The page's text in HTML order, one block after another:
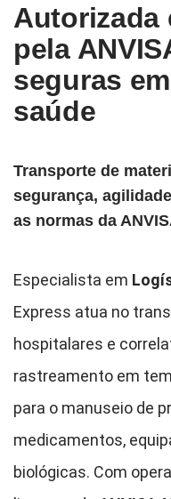
Autorizada
pela
seguras
saúde
Transporte de
segurança,
as normas da
Especialista em
Express atua no
hospitalares e
rastreamento em
para o manuseio de
medicamentos,
biológicas. Com